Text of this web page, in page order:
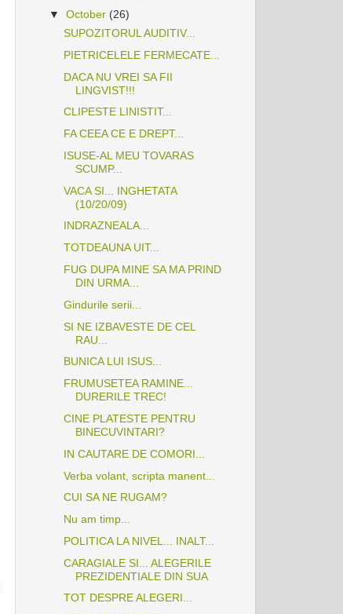
▼October (26)
SUPOZITORUL AUDITIV...
PIETRICELELE FERMECATE...
DACA NU VREI SA FII
LINGVIST!!!
CLIPESTE LINISTIT...
FA CEEA CE E DREPT...
ISUSE-AL MEU TOVARAS
SCUMP...
VACA SI... INGHETATA
(10/20/09)
INDRAZNEALA...
TOTDEAUNA UIT...
FUG DUPA MINE SA MA PRIND
DIN URMA...
Gindurile serii...
SI NE IZBAVESTE DE CEL
RAU...
BUNICA LUI ISUS...
FRUMUSETEA RAMINE...
DURERILE TREC!
CINE PLATESTE PENTRU
BINECUVINTARI?
IN CAUTARE DE COMORI...
Verba volant, scripta manent...
CUI SA NE RUGAM?
Nu am timp...
POLITICA LA NIVEL... INALT...
CARAGIALE SI... ALEGERILE
PREZIDENTIALE DIN SUA
TOT DESPRE ALEGERI...